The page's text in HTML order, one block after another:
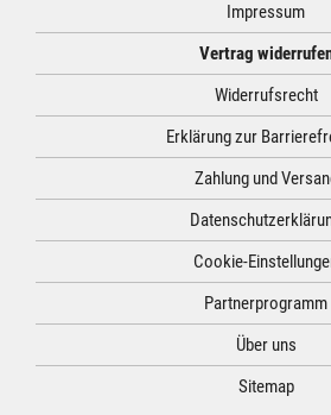
Impressum
Vertrag
Widerrufsrecht
Erklärung zur
Zahlung und
Cookie-
Partnerprogramm
Über uns
Sitemap